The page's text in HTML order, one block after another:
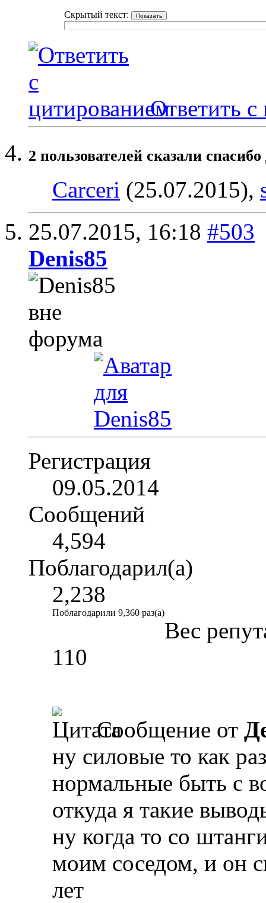
Скрытый текст:
Ответить с
2 пользователей сказали
Carceri (25.07.2015),
25.07.2015, 16:18 #503
Denis85
Регистрация
09.05.2014
Сообщений
4,594
Поблагодарил(а)
2,238
Поблагодарили 9,360 раз(а)
Вес
110
Сообщение от
ну силовые то как
нормальные быть с
откуда я такие
ну когда то со
моим соседом, и он
лет